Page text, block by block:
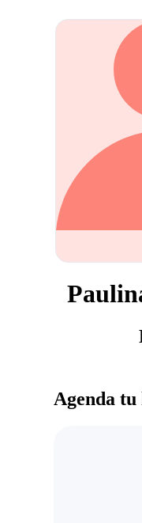
Agenda tu